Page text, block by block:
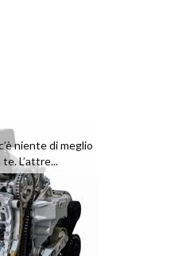
niente di meglio
L’attre...